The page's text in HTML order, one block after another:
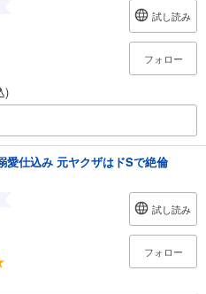
)
試し読み
フォロー
愛仕込み 元ヤクザはドSで絶倫
試し読み
フォロー